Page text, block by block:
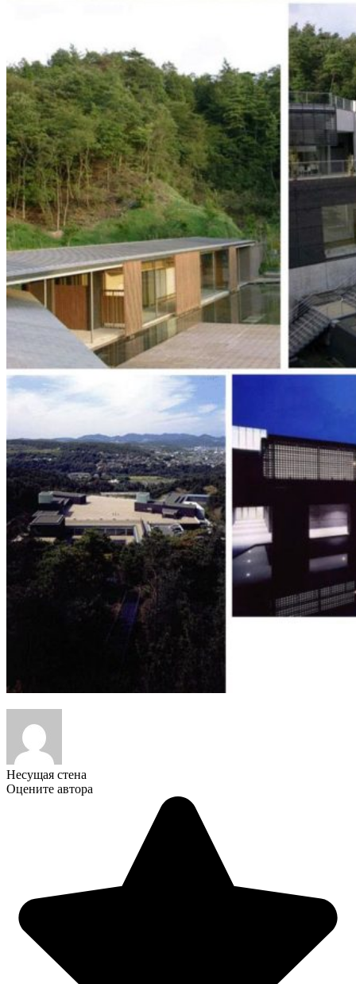
Несущая стена
Оцените автора